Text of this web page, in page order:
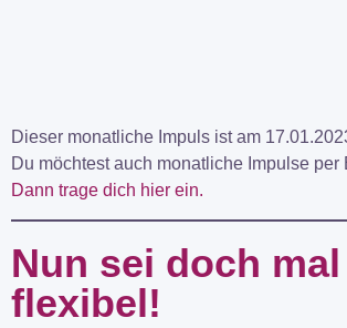
Dieser monatliche Impuls ist am
Du möchtest auch monatliche Impulse per
Dann trage dich hier ein.
Nun sei doch mal
flexibel!